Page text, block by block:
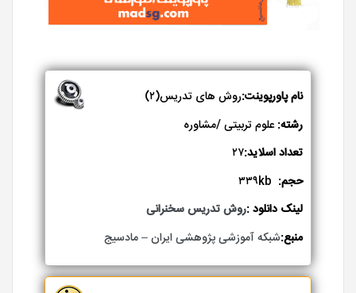
نام پاورپوینت:روش های تدریس(۲)
رشته:علوم تربیتی /مشاوره
تعداد اسلاید:۲۷
حجم:
لینک دانلود :روش تدریس سخنرانی
منبع:شبکه آموزشی پژوهشی ایران – مادسیج